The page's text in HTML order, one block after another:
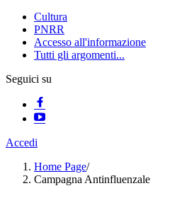
Cultura
PNRR
Accesso all'informazione
Tutti gli argomenti...
Seguici su
Accedi
Home Page/
Campagna Antinfluenzale